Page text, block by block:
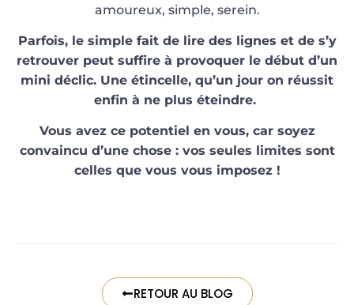
amoureux, simple, serein.
Parfois, le simple fait de lire des lignes et de s’y
retrouver peut suffire à provoquer le début d’un
mini déclic. Une étincelle, qu’un jour on réussit
enfin à ne plus éteindre.
Vous avez ce potentiel en vous, car soyez
convaincu d’une chose : vos seules limites sont
celles que vous vous imposez !
RETOUR AU BLOG